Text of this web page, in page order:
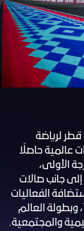
لرياضة
عالمية حاصلًا
الأولى،
إلى جانب صالات
الفعاليات
جي بي™، وبطولة العالم
والمجتمعية.